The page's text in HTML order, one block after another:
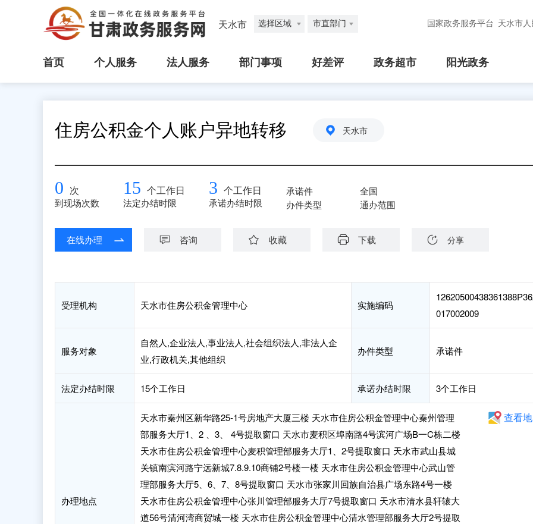
天水市 选择区域 市直部门 国家政务服务平台 天水市
首页 个人服务 法人服务 部门事项 好差评 政务超市 阳光政务
住房公积金个人账户异地转移 天水市
0 次
到现场次数
15 个工作日
法定办结时限
3 个工作日
承诺办结时限
承诺件
办件类型
全国
通办范围
在线办理 咨询 收藏 下载 分享
受理机构 天水市住房公积金管理中心 实施编码
017002009
服务对象
自然人,企业法人,事业法人,社会组织法人,非法人企
业,行政机关,其他组织
办件类型 承诺件
法定办结时限 15个工作日 承诺办结时限 3个工作日
办理地点
天水市秦州区新华路25-1号房地产大厦三楼 天水市住房公积金管理中心秦州管理
部服务大厅1、2 、3、 4号提取窗口 天水市麦积区埠南路4号滨河广场B一C栋二楼
天水市住房公积金管理中心麦积管理部服务大厅1、2号提取窗口 天水市武山县城
关镇南滨河路宁远新城7.8.9.10商铺2号楼一楼 天水市住房公积金管理中心武山管
理部服务大厅5、6、7、8号提取窗口 天水市张家川回族自治县广场东路4号一楼
天水市住房公积金管理中心张川管理部服务大厅7号提取窗口 天水市清水县轩辕大
道56号清河湾商贸城一楼 天水市住房公积金管理中心清水管理部服务大厅2号提取
查看